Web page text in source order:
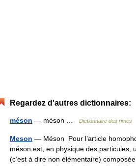
Regardez d'autres dictionnaires:
méson — méson … Dictionnaire des rimes
Meson — Méson Pour l’article
méson est, en physique des particules,
(c’est à dire non élémentaire)